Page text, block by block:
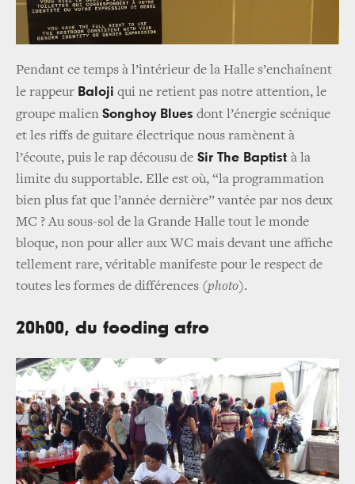
Pendant ce temps à l’intérieur de la Halle s’enchaînent
le rappeur Baloji qui ne retient pas notre attention, le
groupe malien Songhoy Blues dont l’énergie scénique
et les riffs de guitare électrique nous ramènent à
l’écoute, puis le rap décousu de Sir The Baptist à la
limite du supportable. Elle est où, “la programmation
bien plus fat que l’année dernière” vantée par nos deux
MC ? Au sous-sol de la Grande Halle tout le monde
bloque, non pour aller aux WC mais devant une affiche
tellement rare, véritable manifeste pour le respect de
toutes les formes de différences (photo).
20h00, du fooding afro